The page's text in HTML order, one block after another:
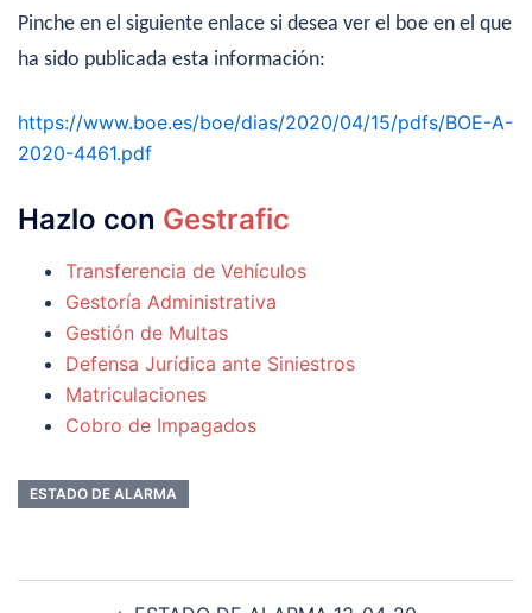
Pinche en el siguiente enlace si desea ver el boe en el que
ha sido publicada esta información:
https://www.boe.es/boe/dias/2020/04/15/pdfs/BOE-A-
2020-4461.pdf
Hazlo con Gestrafic
Transferencia de Vehículos
Gestoría Administrativa
Gestión de Multas
Defensa Jurídica ante Siniestros
Matriculaciones
Cobro de Impagados
ESTADO DE ALARMA